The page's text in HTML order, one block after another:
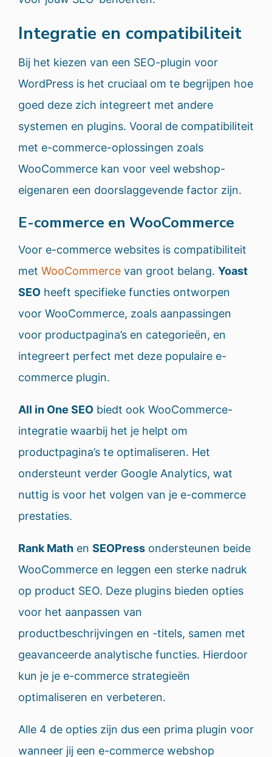
Integratie en compatibiliteit
Bij het kiezen van een SEO-plugin voor
WordPress is het cruciaal om te begrijpen hoe
goed deze zich integreert met andere
systemen en plugins. Vooral de compatibiliteit
met e-commerce-oplossingen zoals
WooCommerce kan voor veel webshop-
eigenaren een doorslaggevende factor zijn.
E-commerce en WooCommerce
Voor e-commerce websites is compatibiliteit
met WooCommerce van groot belang. Yoast
SEO heeft specifieke functies ontworpen
voor WooCommerce, zoals aanpassingen
voor productpagina’s en categorieën, en
integreert perfect met deze populaire e-
commerce plugin.
All in One SEO biedt ook WooCommerce-
integratie waarbij het je helpt om
productpagina’s te optimaliseren. Het
ondersteunt verder Google Analytics, wat
nuttig is voor het volgen van je e-commerce
prestaties.
Rank Math en SEOPress ondersteunen beide
WooCommerce en leggen een sterke nadruk
op product SEO. Deze plugins bieden opties
voor het aanpassen van
productbeschrijvingen en -titels, samen met
geavanceerde analytische functies. Hierdoor
kun je je e-commerce strategieën
optimaliseren en verbeteren.
Alle 4 de opties zijn dus een prima plugin voor
wanneer jij een e-commerce webshop